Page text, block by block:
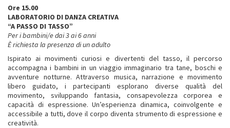
Ore 15.00
LABORATORIO DI DANZA CREATIVA
“A PASSO DI TASSO”
Per i bambini/e dai 3 ai 6 anni
È richiesta la presenza di un adulto
Ispirato ai movimenti curiosi e divertenti del tasso, il percorso
accompagna i bambini in un viaggio immaginario tra tane, boschi e
avventure notturne. Attraverso musica, narrazione e movimento
libero guidato, i partecipanti esplorano diverse qualità del
movimento, sviluppando fantasia, consapevolezza corporea e
capacità di espressione. Un’esperienza dinamica, coinvolgente e
accessibile a tutti, dove il corpo diventa strumento di espressione e
creatività.